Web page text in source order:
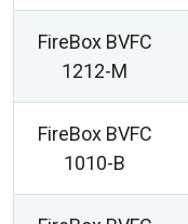
FireBox BVFC
1212-M
FireBox BVFC
1010-B